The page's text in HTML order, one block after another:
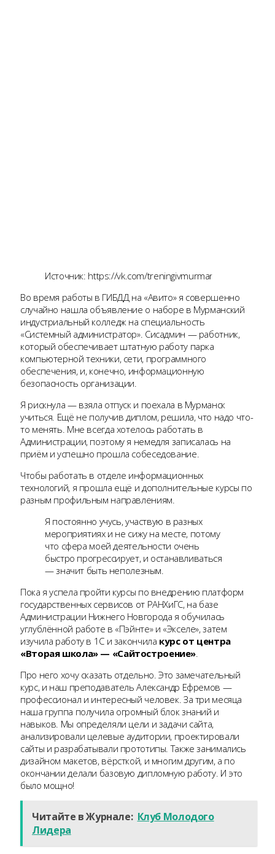
Источник: https://vk.com/treningivmurmanske
Во время работы в ГИБДД на «Авито» я совершенно
случайно нашла объявление о наборе в Мурманский
индустриальный колледж на специальность
«Системный администратор». Сисадмин — работник,
который обеспечивает штатную работу парка
компьютерной техники, сети, программного
обеспечения, и, конечно, информационную
безопасность организации.
Я рискнула — взяла отпуск и поехала в Мурманск
учиться. Ещё не получив диплом, решила, что надо что-
то менять. Мне всегда хотелось работать в
Администрации, поэтому я немедля записалась на
приём и успешно прошла собеседование.
Чтобы работать в отделе информационных
технологий, я прошла ещё и дополнительные курсы по
разным профильным направлениям.
Я постоянно учусь, участвую в разных
мероприятиях и не сижу на месте, потому
что сфера моей деятельности очень
быстро прогрессирует, и останавливаться
— значит быть неполезным.
Пока я успела пройти курсы по внедрению платформ
государственных сервисов от РАНХиГС, на базе
Администрации Нижнего Новгорода я обучилась
углублённой работе в «Пэйнте» и «Экселе», затем
изучила работу в 1С и закончила курс от центра
«Вторая школа» — «Сайтостроение»
Про него хочу сказать отдельно. Это замечательный
курс, и наш преподаватель Александр Ефремов —
профессионал и интересный человек. За три месяца
наша группа получила огромный блок знаний и
навыков. Мы определяли цели и задачи сайта,
анализировали целевые аудитории, проектировали
сайты и разрабатывали прототипы. Также занимались
дизайном макетов, вёрсткой, и многим другим, а по
окончании делали базовую дипломную работу. И это
было мощно!
Читайте в Журнале: Клуб Молодого
Лидера